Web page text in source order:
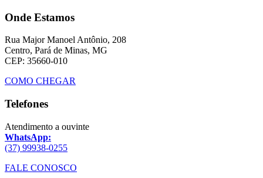
Onde Estamos
Rua Major Manoel Antônio, 208
Centro, Pará de Minas, MG
CEP: 35660-010
COMO CHEGAR
Telefones
Atendimento a ouvinte
WhatsApp:
(37) 99938-0255
FALE CONOSCO